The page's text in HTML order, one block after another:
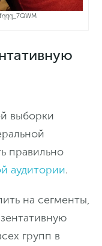
выборки
правильно
аудитории.
на сегменты,
групп в